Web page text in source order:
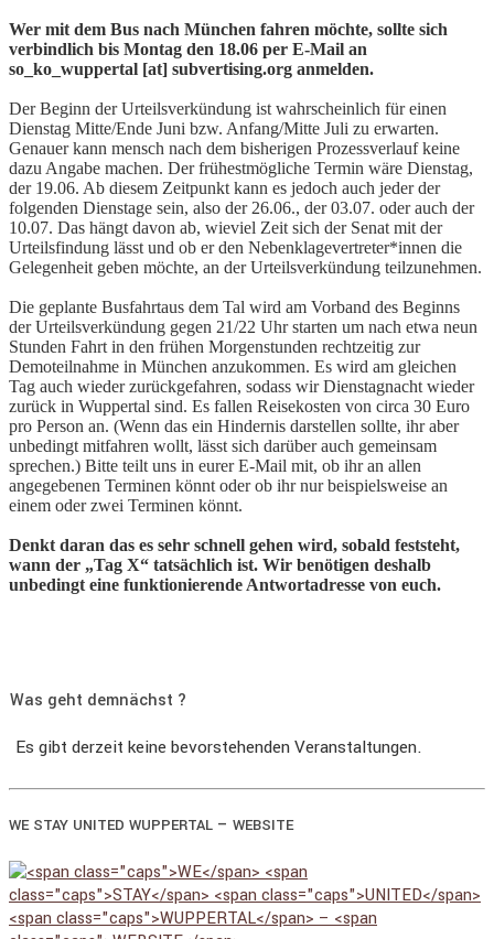
Wer mit dem Bus nach München fahren möchte, sollte sich
verbindlich bis Montag den 18.06 per E-Mail an
so_ko_wuppertal [at] subvertising.org anmelden.
Der Beginn der Urteilsverkündung ist wahrscheinlich für einen
Dienstag Mitte/Ende Juni bzw. Anfang/Mitte Juli zu erwarten.
Genauer kann mensch nach dem bisherigen Prozessverlauf keine
dazu Angabe machen. Der frühestmögliche Termin wäre Dienstag,
der 19.06. Ab diesem Zeitpunkt kann es jedoch auch jeder der
folgenden Dienstage sein, also der 26.06., der 03.07. oder auch der
10.07. Das hängt davon ab, wieviel Zeit sich der Senat mit der
Urteilsfindung lässt und ob er den Nebenklagevertreter*innen die
Gelegenheit geben möchte, an der Urteilsverkündung teilzunehmen.
Die geplante Busfahrtaus dem Tal wird am Vorband des Beginns
der Urteilsverkündung gegen 21/22 Uhr starten um nach etwa neun
Stunden Fahrt in den frühen Morgenstunden rechtzeitig zur
Demoteilnahme in München anzukommen. Es wird am gleichen
Tag auch wieder zurückgefahren, sodass wir Dienstagnacht wieder
zurück in Wuppertal sind. Es fallen Reisekosten von circa 30 Euro
pro Person an. (Wenn das ein Hindernis darstellen sollte, ihr aber
unbedingt mitfahren wollt, lässt sich darüber auch gemeinsam
sprechen.) Bitte teilt uns in eurer E-Mail mit, ob ihr an allen
angegebenen Terminen könnt oder ob ihr nur beispielsweise an
einem oder zwei Terminen könnt.
Denkt daran das es sehr schnell gehen wird, sobald feststeht,
wann der „Tag X“ tatsächlich ist. Wir benötigen deshalb
unbedingt eine funktionierende Antwortadresse von euch.
Was geht demnächst ?
Es gibt derzeit keine bevorstehenden Veranstaltungen.
WE STAY UNITED WUPPERTAL – WEBSITE